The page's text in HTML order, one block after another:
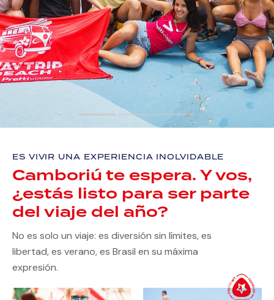
ES VIVIR UNA EXPERIENCIA INOLVIDABLE
Camboriú te espera. Y vos,
¿estás listo para ser parte
del viaje del año?
No es solo un viaje: es diversión sin límites, es
libertad, es verano, es Brasil en su máxima
expresión.